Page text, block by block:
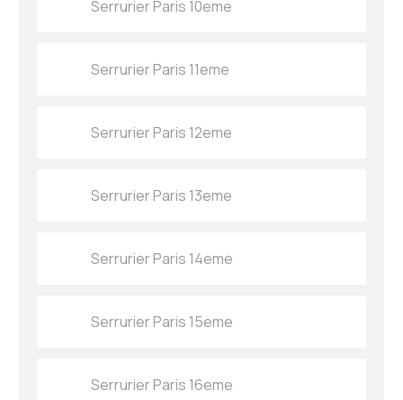
Serrurier Paris 10eme
Serrurier Paris 11eme
Serrurier Paris 12eme
Serrurier Paris 13eme
Serrurier Paris 14eme
Serrurier Paris 15eme
Serrurier Paris 16eme